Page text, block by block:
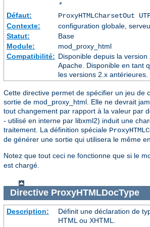
*
Défaut:
ProxyHTMLCharsetOut
Contexte:
configuration globale,
Statut:
Base
Module:
mod_proxy_html
Compatibilité: Disponible depuis la
Apache. Disponible en tant
les versions 2.x antérieures.
Cette directive permet de spécifier un jeu de
sortie de mod_proxy_html. Elle ne devrait
tout changement par rapport à la valeur par
- utilisé en interne par libxml2) induit une
traitement. La définition spéciale
de générer une sortie qui utilisera le même
Notez que tout ceci ne fonctionne que si le
est chargé.
Directive ProxyHTMLDocType
Description:
Définit une déclaration de
HTML ou XHTML.